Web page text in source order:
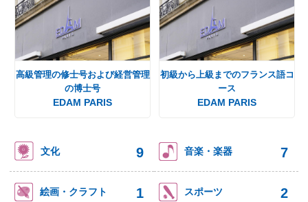
高級管理の修士号および経営管理
の博士号
EDAM PARIS
初級から上級までのフランス語コ
ース
EDAM PARIS
文化 9 音楽・楽器 7
絵画・クラフト 1 スポーツ 2